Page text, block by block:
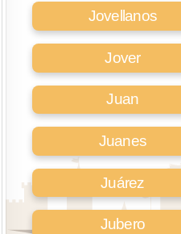
Jovellanos
Jover
Juan
Juanes
Juárez
Jubero